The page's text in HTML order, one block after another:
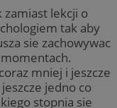
lekcji o
tak aby
sie zachowywac
mniej i jeszcze
jedno co
stopnia sie